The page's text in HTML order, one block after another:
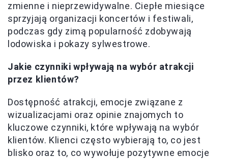
zmienne i nieprzewidywalne. Ciepłe miesiące
sprzyjają organizacji koncertów i festiwali,
podczas gdy zimą popularność zdobywają
lodowiska i pokazy sylwestrowe.
Jakie czynniki wpływają na wybór atrakcji
przez klientów?
Dostępność atrakcji, emocje związane z
wizualizacjami oraz opinie znajomych to
kluczowe czynniki, które wpływają na wybór
klientów. Klienci często wybierają to, co jest
blisko oraz to, co wywołuje pozytywne emocje